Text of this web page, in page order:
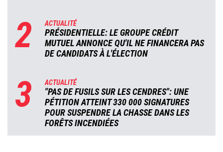
2 ACTUALITÉ
PRÉSIDENTIELLE: LE GROUPE CRÉDIT
MUTUEL ANNONCE QU'IL NE FINANCERA PAS
DE CANDIDATS À L'ÉLECTION
3 ACTUALITÉ
"PAS DE FUSILS SUR LES CENDRES": UNE
PÉTITION ATTEINT 330 000 SIGNATURES
POUR SUSPENDRE LA CHASSE DANS LES
FORÊTS INCENDIÉES